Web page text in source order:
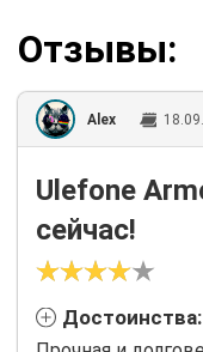
Отзывы:
Alex
Ulefone
сейчас!
Достоинства: